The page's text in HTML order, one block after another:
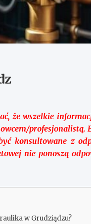
że wszelkie
konsultowane z
nie ponoszą
w Grudziądzu?